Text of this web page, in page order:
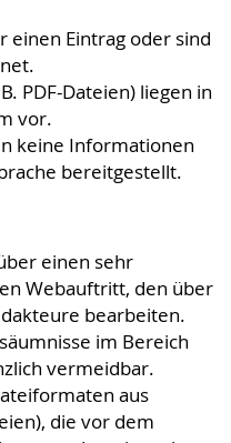
einen Eintrag oder sind
PDF-Dateien) liegen in
vor.
keine Informationen
bereitgestellt.
einen sehr
Webauftritt, den über
bearbeiten.
im Bereich
vermeidbar.
aus
die vor dem